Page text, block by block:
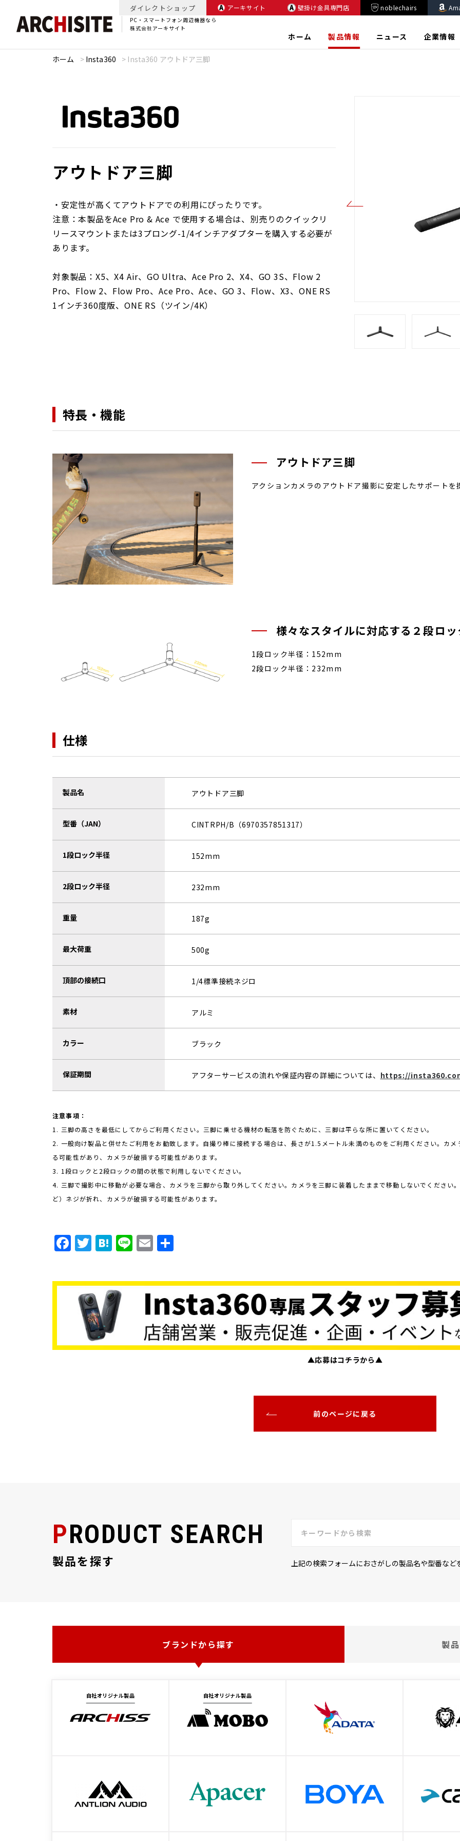
PC・スマートフォン周辺機器なら
株式会社アーキサイト
ダイレクトショップ アーキサイト 壁掛け金具専門店 noblechairs
ホーム 製品情報 ニュース 企業情報
ホーム > Insta360 > Insta360 アウトドア三脚
アウトドア三脚
・安定性が高くてアウトドアでの利用にぴったりです。
注意：本製品をAce Pro & Ace で使用する場合は、別売りのクイックリ
リースマウントまたは3プロング-1/4インチアダプターを購入する必要が
あります。
対象製品：X5、X4 Air、GO Ultra、Ace Pro 2、X4、GO 3S、Flow 2
Pro、Flow 2、Flow Pro、Ace Pro、Ace、GO 3、Flow、X3、ONE RS
1インチ360度版、ONE RS（ツイン/4K）
特長・機能
アウトドア三脚
アクションカメラのアウトドア撮影に安定したサポートを
様々なスタイルに対応する２段ロッ
1段ロック半径：152mm
2段ロック半径：232mm
仕様
製品名 アウトドア三脚
型番（JAN） CINTRPH/B（6970357851317）
1段ロック半径 152mm
2段ロック半径 232mm
重量 187g
最大荷重 500g
頂部の接続口 1/4標準接続ネジロ
素材 アルミ
カラー ブラック
保証期間 アフターサービスの流れや保証内容の詳細については、 https://
注意事項：
1. 三脚の高さを最低にしてからご利用ください。三脚に乗せる機材の転落を防ぐために、三脚は平らな所に置いてください。
2. 一般向け製品と併せたご利用をお勧致します。自撮り棒に接続する場合は、長さが1.5メートル未満のものをご利用ください。カ
る可能性があり、カメラが破損する可能性があります。
3. 1段ロックと2段ロックの間の状態で利用しないでください。
4. 三脚で撮影中に移動が必要な場合、カメラを三脚から取り外してください。カメラを三脚に装着したままで移動しないでください
ど）ネジが折れ、カメラが破損する可能性があります。
F
c
e
b
o
T
it
t
e
r
H
t
e
n
a
Li
e
E
ai
l
▲応募はコチラから▲
前のページに戻る
PRODUCT SEARCH
製品を探す 上記の検索フォームにおさがしの製品名や型番な
ブランドから探す 製
自社オリジナル製品 自社オリジナル製品